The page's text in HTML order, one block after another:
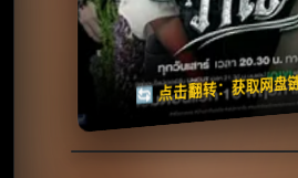
🔄 点击翻转：获取网盘
失
🧧️
天天领红包